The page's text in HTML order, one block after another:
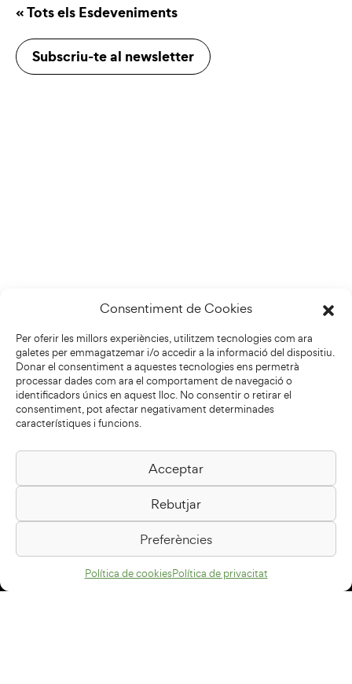
Consentiment de Cookies
Per oferir les millors experiències, utilitzem tecnologies com ara
galetes per emmagatzemar i/o accedir a la informació del dispositiu.
Donar el consentiment a aquestes tecnologies ens permetrà
processar dades com ara el comportament de navegació o
identificadors únics en aquest lloc. No consentir o retirar el
consentiment, pot afectar negativament determinades
característiques i funcions.
Acceptar
Rebutjar
Preferències
Política de cookiesPolítica de privacitat
« Tots els Esdeveniments
Subscriu-te al newsletter
Biblioteca Pilarin Bayés
Passeig de la Generalitat, 1
08500 Vic